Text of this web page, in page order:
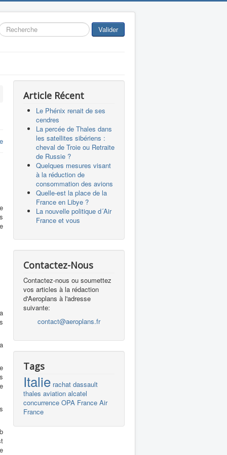
Valider
Article Récent
Le Phénix renait de ses
cendres
La percée de Thales dans
les satellites sibériens :
cheval de Troie ou Retraite
de Russie ?
Quelques mesures visant
à la réduction de
consommation des avions
Quelle-est la place de la
France en Libye ?
La nouvelle politique d´Air
France et vous
Contactez-Nous
Contactez-nous ou soumettez
vos articles à la rédaction
d'Aeroplans à l'adresse
suivante:
contact@aeroplans.fr
Tags
Italie rachat dassault
thales aviation alcatel
concurrence OPA France Air
France